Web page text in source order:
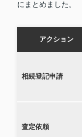
にまとめました。
アクション
相続登記申請
査定依頼